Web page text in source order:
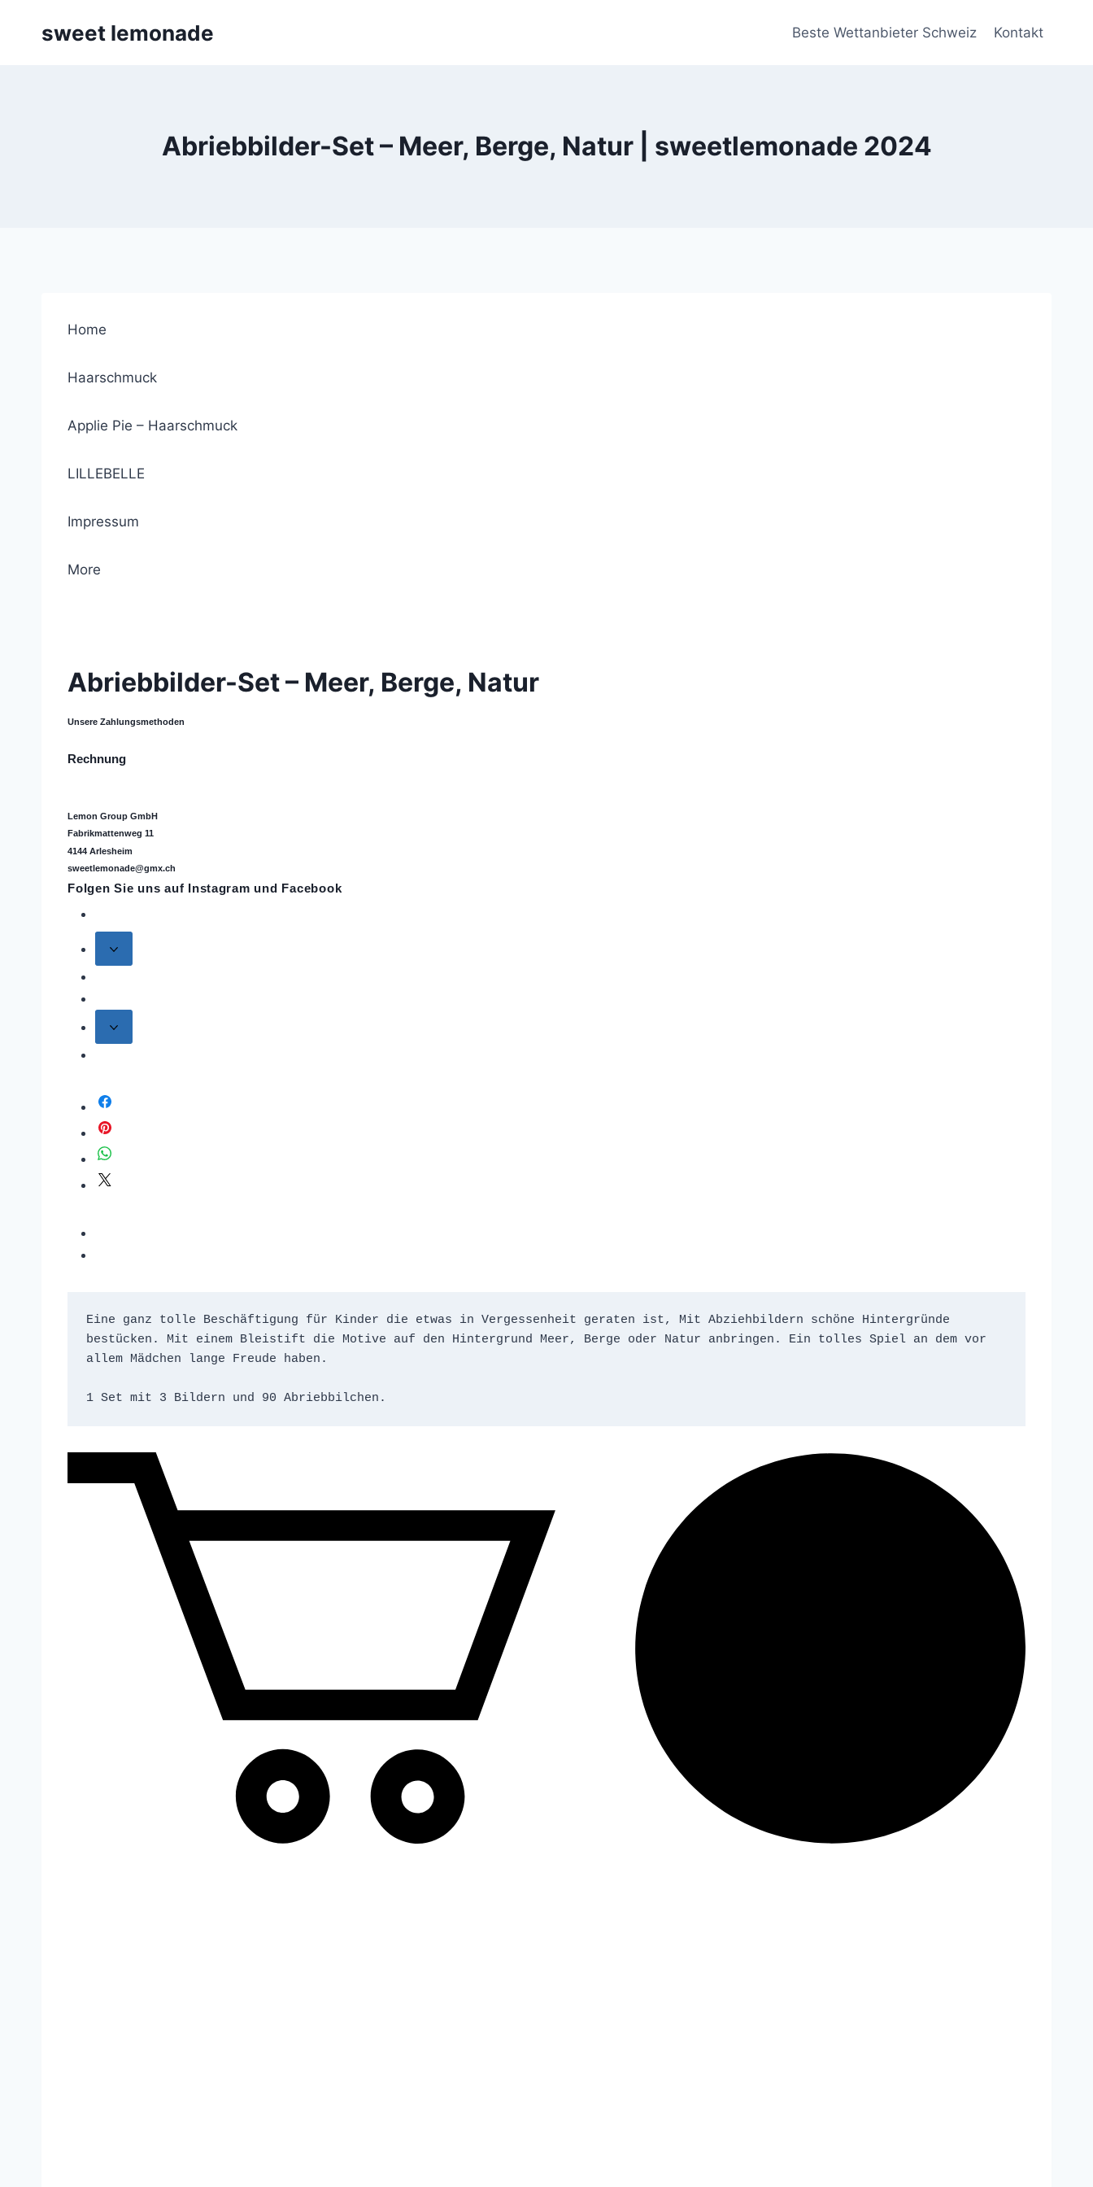
sweet lemonade Beste Wettanbieter Schweiz Kontakt
Abriebbilder-Set – Meer, Berge, Natur | sweetlemonade 2024
Home
Haarschmuck
Applie Pie – Haarschmuck
LILLEBELLE
Impressum
More
Abriebbilder-Set – Meer, Berge, Natur
Unsere Zahlungsmethoden
Rechnung
Lemon Group GmbH
Fabrikmattenweg 11
4144 Arlesheim
sweetlemonade@gmx.ch
Folgen Sie uns auf Instagram und Facebook
Eine ganz tolle Beschäftigung für Kinder die etwas in Vergessenheit geraten ist, Mit Abziehbildern schöne Hintergründe
bestücken. Mit einem Bleistift die Motive auf den Hintergrund Meer, Berge oder Natur anbringen. Ein tolles Spiel an dem vor
allem Mädchen lange Freude haben.
1 Set mit 3 Bildern und 90 Abriebbilchen.